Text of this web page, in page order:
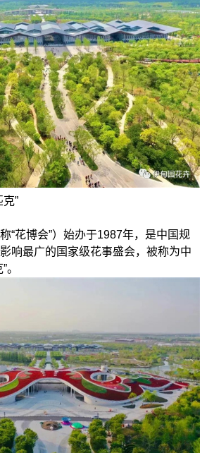
”
“花博会”）始办于1987年，是中国规
响最广的国家级花事盛会，被称为中
。